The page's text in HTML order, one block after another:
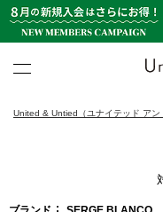
United & Untied（ユナイテッド アン